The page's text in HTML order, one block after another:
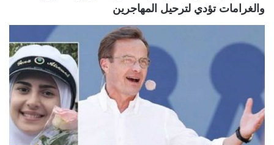
والغرامات تؤدي لترحيل المهاجرين